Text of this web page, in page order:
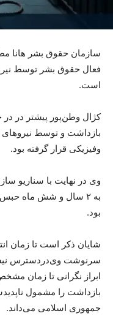
سازمان حقوق بشر هانا
فعال حقوق بشر توسط
است.
کژال وطن‌پور پیشتر در
بازداشت و توسط
وفیزیکی قرار گرفته بود.
وی‌ در نهایت با سناریو
به ۲ سال و شش ماه
بود.
شایان ذکر است تا زمان
سرنوشت وی‌دردسترس
ابراز نگرانی تا زمان
بازداشت را مشمول
جمهوری اسلامی می‌داند.